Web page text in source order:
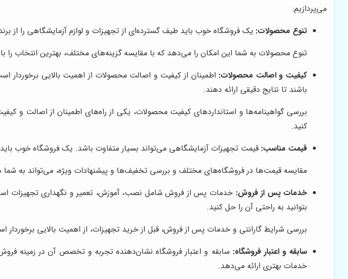
می‌پردازیم:
تنوع محصولات: یک فروشگاه خوب باید طیف گسترده‌ای از تجهیزات و لوازم آزمایشگاهی را از
تنوع محصولات به شما این امکان را می‌دهد که با مقایسه گزینه‌های مختلف، بهترین انتخاب
کیفیت و اصالت محصولات: اطمینان از کیفیت و اصالت محصولات از اهمیت بالایی برخوردار
باشند تا نتایج دقیقی ارائه دهند.
بررسی گواهینامه‌ها و استانداردهای کیفیت محصولات، یکی از راه‌های اطمینان از اصالت و
کنید.
قیمت مناسب: قیمت تجهیزات آزمایشگاهی می‌تواند بسیار متفاوت باشد. یک فروشگاه خوب
مقایسه قیمت‌ها در فروشگاه‌های مختلف و بررسی تخفیف‌ها و پیشنهادات ویژه، می‌تواند به
خدمات پس از فروش: خدمات پس از فروش شامل نصب، آموزش، تعمیر و نگهداری تجهیزات
بتوانید به راحتی آن را حل کنید.
بررسی شرایط گارانتی و خدمات پس از فروش، قبل از خرید تجهیزات، از اهمیت بالایی برخوردار
سابقه و اعتبار فروشگاه: سابقه و اعتبار فروشگاه نشان‌دهنده تجربه و تخصص آن در زمینه
خدمات بهتری ارائه می‌دهد.